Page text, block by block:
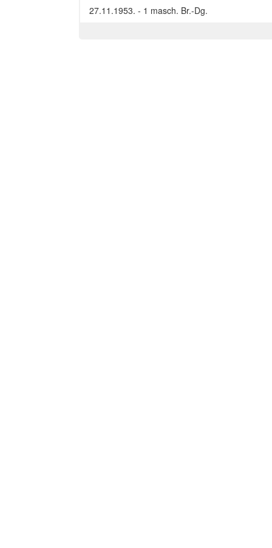
27.11.1953. - 1 masch. Br.-Dg.